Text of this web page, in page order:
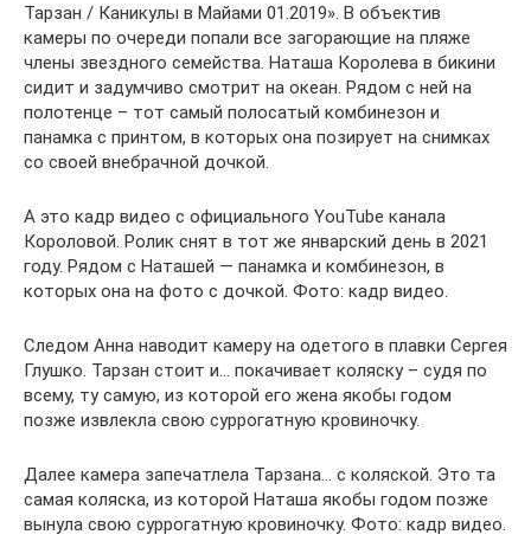
Тарзан / Каникулы в Майами 01.2019». В объектив
камеры по очереди попали все загорающие на пляже
члены звездного семейства. Наташа Королева в бикини
сидит и задумчиво смотрит на океан. Рядом с ней на
полотенце – тот самый полосатый комбинезон и
панамка с принтом, в которых она позирует на снимках
со своей внебрачной дочкой.
А это кадр видео с официального YouTube канала
Короловой. Ролик снят в тот же январский день в 2021
году. Рядом с Наташей — панамка и комбинезон, в
которых она на фото с дочкой. Фото: кадр видео.
Следом Анна наводит камеру на одетого в плавки Сергея
Глушко. Тарзан стоит и… покачивает коляску – судя по
всему, ту самую, из которой его жена якобы годом
позже извлекла свою суррогатную кровиночку.
Далее камера запечатлела Тарзана… с коляской. Это та
самая коляска, из которой Наташа якобы годом позже
вынула свою суррогатную кровиночку. Фото: кадр видео.